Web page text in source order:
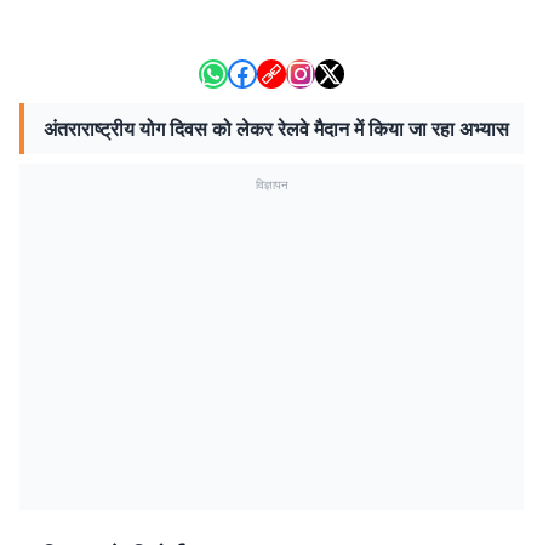
अंतराराष्ट्रीय योग दिवस को लेकर रेलवे मैदान में किया जा रहा अभ्यास
विज्ञापन